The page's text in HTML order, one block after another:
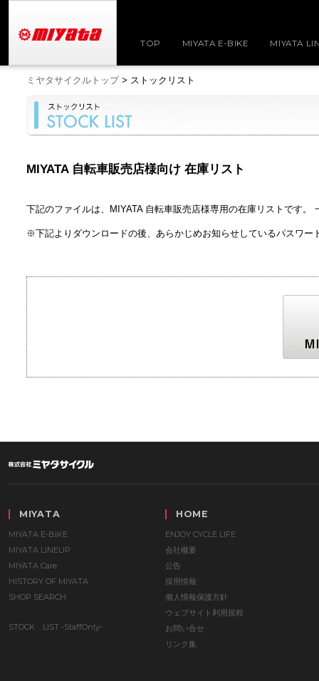
TOP MIYATA E-BIKE MIYATA
ミヤタサイクルトップ> ストックリスト
MIYATA 自転車販売店様向け 在庫リスト
下記のファイルは、MIYATA 自転車販売店様専用の在庫リストです。
※下記よりダウンロードの後、あらかじめお知らせしているパスワー
MIYATA
MIYATA E-BIKE
MIYATA LINEUP
MIYATA Care
HISTORY OF MIYATA
SHOP SEARCH
STOCK LIST -StaffOnly-
HOME
ENJOY CYCLE LIFE
会社概要
公告
採用情報
個人情報保護方針
ウェブサイト利用規程
お問い合せ
リンク集